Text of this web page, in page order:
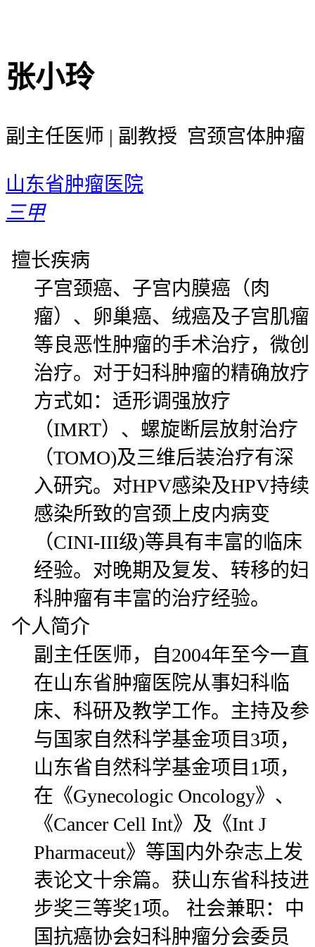
张小玲
副主任医师 | 副教授 宫颈宫体肿瘤
山东省肿瘤医院
三甲
擅长疾病
子宫颈癌、子宫内膜癌（肉
瘤）、卵巢癌、绒癌及子宫肌瘤
等良恶性肿瘤的手术治疗，微创
治疗。对于妇科肿瘤的精确放疗
方式如：适形调强放疗
（IMRT）、螺旋断层放射治疗
（TOMO)及三维后装治疗有深
入研究。对HPV感染及HPV持续
感染所致的宫颈上皮内病变
（CINI-III级)等具有丰富的临床
经验。对晚期及复发、转移的妇
科肿瘤有丰富的治疗经验。
个人简介
副主任医师，自2004年至今一直
在山东省肿瘤医院从事妇科临
床、科研及教学工作。主持及参
与国家自然科学基金项目3项，
山东省自然科学基金项目1项，
在《Gynecologic Oncology》、
《Cancer Cell Int》及《Int J
Pharmaceut》等国内外杂志上发
表论文十余篇。获山东省科技进
步奖三等奖1项。 社会兼职：中
国抗癌协会妇科肿瘤分会委员